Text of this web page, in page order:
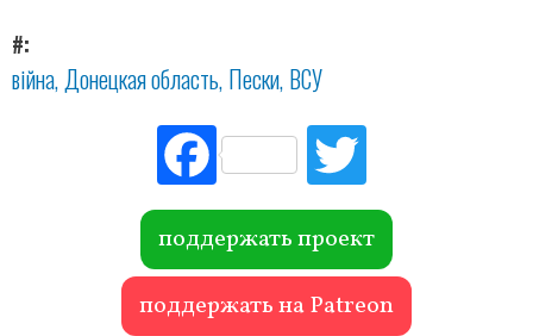
#
війна Донецкая область Пески ВСУ
Fac
ebo
ok r
поддержать проект
поддержать на Patreon